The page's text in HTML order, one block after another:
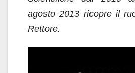
agosto 2013 ricopre il
Rettore.